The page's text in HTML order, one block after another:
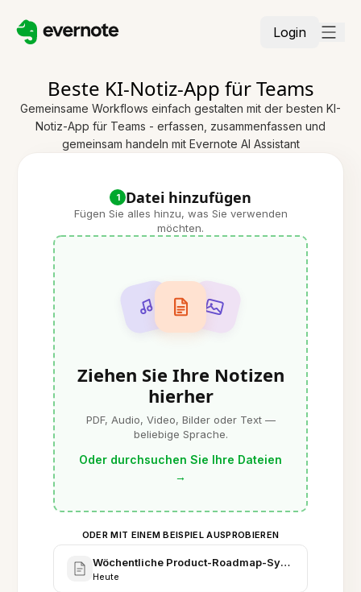
Login
Beste KI-Notiz-App für Teams
Gemeinsame Workflows einfach gestalten mit der besten KI-
Notiz-App für Teams - erfassen, zusammenfassen und
gemeinsam handeln mit Evernote AI Assistant
1 Datei hinzufügen
Fügen Sie alles hinzu, was Sie verwenden
möchten.
Ziehen Sie Ihre Notizen
hierher
PDF, Audio, Video, Bilder oder Text —
beliebige Sprache.
Oder durchsuchen Sie Ihre Dateien
→
ODER MIT EINEM BEISPIEL AUSPROBIEREN
Wöchentliche Product-Roadmap-Sync - KI-
Heute